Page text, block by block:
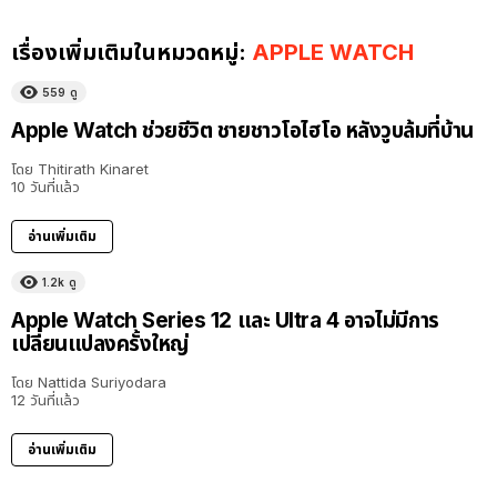
เรื่องเพิ่มเติมในหมวดหมู่: APPLE WATCH
559 ดู
Apple Watch ช่วยชีวิต ชายชาวโอไฮโอ หลังวูบล้มที่บ้าน
โดย Thitirath Kinaret
10 วันที่แล้ว
อ่านเพิ่มเติม
1.2k ดู
Apple Watch Series 12 และ Ultra 4 อาจไม่มีการ
เปลี่ยนแปลงครั้งใหญ่
โดย Nattida Suriyodara
12 วันที่แล้ว
อ่านเพิ่มเติม